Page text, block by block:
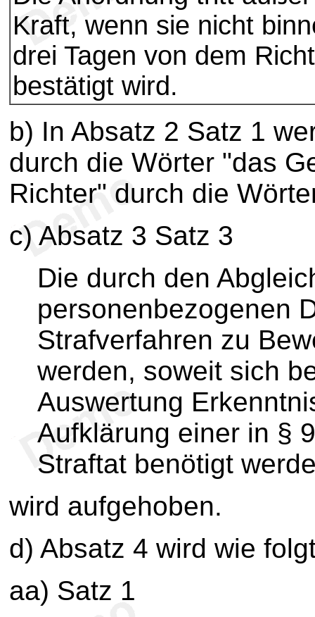
Kraft, wenn sie nicht
drei Tagen von dem
bestätigt wird.
b) In Absatz 2 Satz 1
durch die Wörter "das
Richter" durch die
c) Absatz 3 Satz 3
Die durch den
personenbezogenen
Strafverfahren zu
werden, soweit sich
Auswertung
Aufklärung einer in §
Straftat benötigt
wird aufgehoben.
d) Absatz 4 wird wie
aa) Satz 1